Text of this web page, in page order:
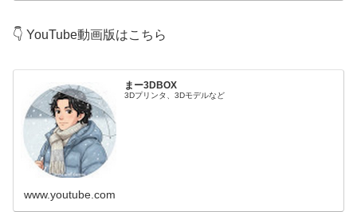
👇 YouTube動画版はこちら
まー3DBOX
3Dプリンタ、3Dモデルなど
www.youtube.com